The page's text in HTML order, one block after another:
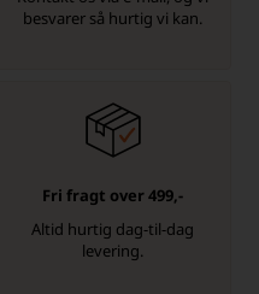
besvarer så hurtig vi kan.
Fri fragt over 499,-
Altid hurtig dag-til-dag
levering.